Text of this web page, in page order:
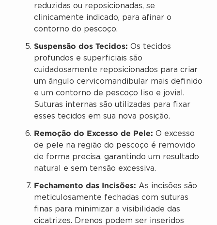
reduzidas ou reposicionadas, se
clinicamente indicado, para afinar o
contorno do pescoço.
Suspensão dos Tecidos: Os tecidos
profundos e superficiais são
cuidadosamente reposicionados para criar
um ângulo cervicomandibular mais definido
e um contorno de pescoço liso e jovial.
Suturas internas são utilizadas para fixar
esses tecidos em sua nova posição.
Remoção do Excesso de Pele: O excesso
de pele na região do pescoço é removido
de forma precisa, garantindo um resultado
natural e sem tensão excessiva.
Fechamento das Incisões: As incisões são
meticulosamente fechadas com suturas
finas para minimizar a visibilidade das
cicatrizes. Drenos podem ser inseridos